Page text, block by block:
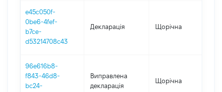
e45c050f-
0be6-4fef-
b7ce-
d53214708c43
Декларація Щорічна
96e616b8-
f843-46d8-
bc24-
Виправлена
декларація
Щорічна